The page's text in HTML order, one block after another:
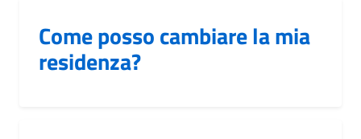
Come posso cambiare la mia
residenza?